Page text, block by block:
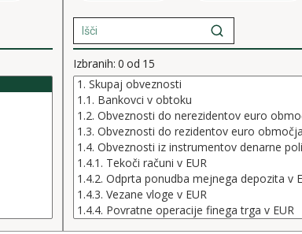
Izbranih: 0 od 15